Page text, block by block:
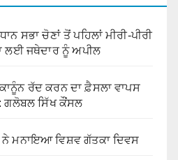
ਸਭਾ ਚੋਣਾਂ ਤੋਂ ਪਹਿਲਾਂ ਮੀਰੀ-ਪੀਰੀ
ਲਈ ਜਥੇਦਾਰ ਨੂੰ ਅਪੀਲ
ਰੱਦ ਕਰਨ ਦਾ ਫ਼ੈਸਲਾ ਵਾਪਸ
ਗਲੋਬਲ ਸਿੱਖ ਕੌਂਸਲ
ਮਨਾਇਆ ਵਿਸ਼ਵ ਗੱਤਕਾ ਦਿਵਸ